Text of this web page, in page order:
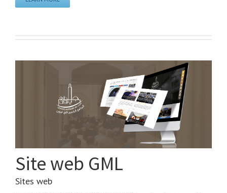
Site web GML
Sites web